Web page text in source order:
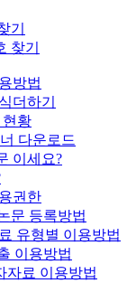
기
찾기
방법
더하기
황
다운로드
이세요?
권한
문 등록방법
유형별 이용방법
이용방법
자료 이용방법